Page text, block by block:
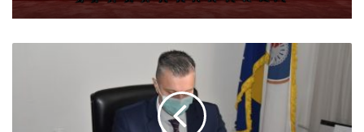
Amerikan Erlajza i Junajted Erlajnza podijelile oko 60.000